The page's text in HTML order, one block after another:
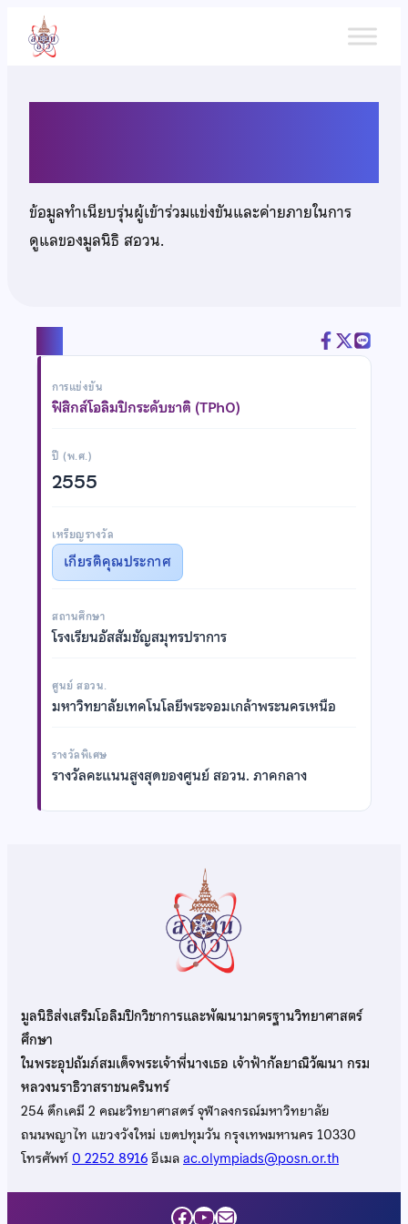
เนื้อหา
ข้อมูลทำเนียบรุ่นผู้เข้าร่วมแข่งขันและค่ายภายในการ
ดูแลของมูลนิธิ สอวน.
การแข่งขัน
ฟิสิกส์โอลิมปิกระดับชาติ (TPhO)
ปี (พ.ศ.)
2555
เหรียญรางวัล
เกียรติคุณประกาศ
สถานศึกษา
โรงเรียนอัสสัมชัญสมุทรปราการ
ศูนย์ สอวน.
มหาวิทยาลัยเทคโนโลยีพระจอมเกล้าพระนครเหนือ
รางวัลพิเศษ
รางวัลคะแนนสูงสุดของศูนย์ สอวน. ภาคกลาง
มูลนิธิส่งเสริมโอลิมปิกวิชาการและพัฒนามาตรฐานวิทยาศาสตร์
ศึกษา
ในพระอุปถัมภ์สมเด็จพระเจ้าพี่นางเธอ เจ้าฟ้ากัลยาณิวัฒนา กรม
หลวงนราธิวาสราชนครินทร์
254 ตึกเคมี 2 คณะวิทยาศาสตร์ จุฬาลงกรณ์มหาวิทยาลัย
ถนนพญาไท แขวงวังใหม่ เขตปทุมวัน กรุงเทพมหานคร 10330
โทรศัพท์0 2252 8916อีเมลac.olympiads@posn.or.th
Facebook
YouTube
Mail